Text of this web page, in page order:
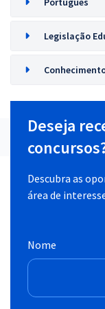
Legislação
Deseja
Descubra as
área de
Nome